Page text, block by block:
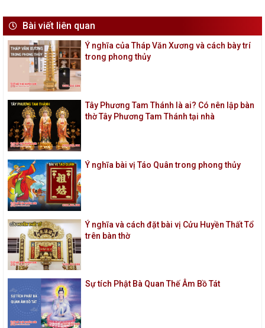
Bài viết liên quan
Ý nghĩa của Tháp Văn Xương và cách bày trí
trong phong thủy
Tây Phương Tam Thánh là ai? Có nên lập bàn
thờ Tây Phương Tam Thánh tại nhà
Ý nghĩa bài vị Táo Quân trong phong thủy
Ý nghĩa và cách đặt bài vị Cửu Huyền Thất Tổ
trên bàn thờ
Sự tích Phật Bà Quan Thế Âm Bồ Tát